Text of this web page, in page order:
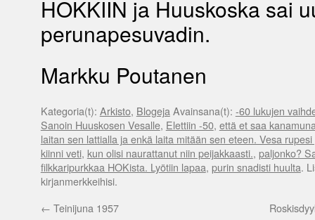
HOKKIIN ja Huuskoska sai
perunapesuvadin.
Markku Poutanen
Kategoria(t): Arkisto, Blogeja Avainsana(t): -60 lukujen
Sanoin Huuskosen Vesalle, Elettiin -50, että et saa
laitan sen lattialla ja enkä laita mitään sen eteen. Vesa
kiinni veti, kun olisi naurattanut niin peijakkaasti., paljonko?
filkkaripurkkaa HOKista. Lyötiin lapaa, purin snadisti huulta.
kirjanmerkkeihisi.
← Teinijuna 1957